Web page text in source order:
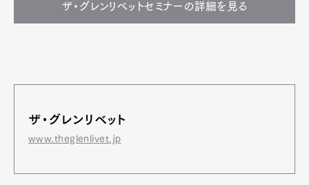
ザ・グレンリベットセミナーの詳細を見る
ザ・グレンリベット
www.theglenlivet.jp